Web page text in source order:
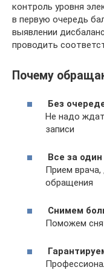
контроль уровня
в первую очередь
выявлении
проводить
Почему
Без
Не надо
записи
Все за
Прием врача,
обращения
Снимем
Поможем